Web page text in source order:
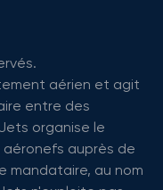
aérien et agit
entre des
organise le
auprès de
mandataire, au nom